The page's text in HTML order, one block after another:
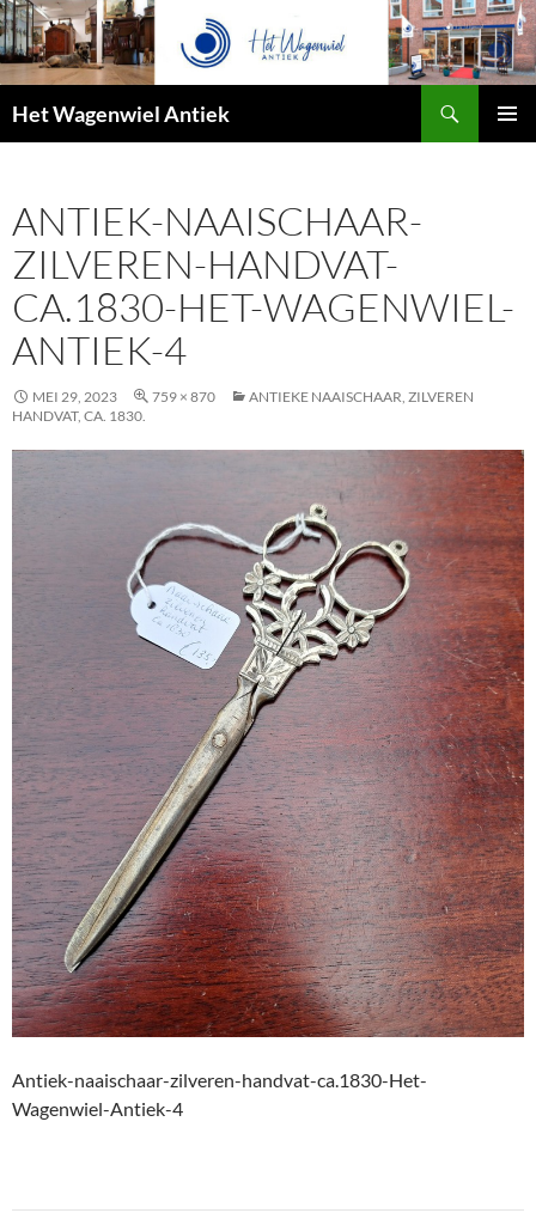
Het Wagenwiel Antiek
ANTIEK-NAAISCHAAR-
ZILVEREN-HANDVAT-
CA.1830-HET-WAGENWIEL-
ANTIEK-4
MEI 29, 2023 759 × 870
ANTIEKE NAAISCHAAR, ZILVEREN
HANDVAT, CA. 1830.
Antiek-naaischaar-zilveren-handvat-ca.1830-Het-
Wagenwiel-Antiek-4